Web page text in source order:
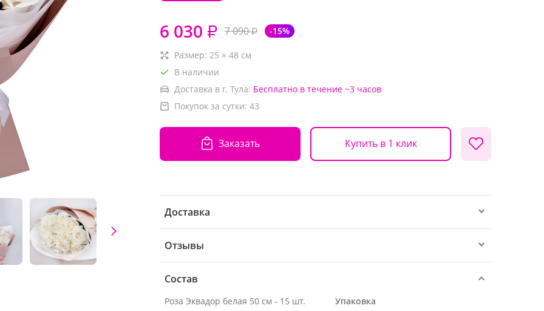
6 030 ₽ 7 090₽ -15%
Размер: 25 × 48 см
В наличии
Доставка в г. Тула: Бесплатно в течение ~3 часов
Покупок за сутки: 43
Заказать Купить в 1 клик
Доставка
Отзывы
Состав
Роза Эквадор белая 50 см - 15 шт.
Упаковка